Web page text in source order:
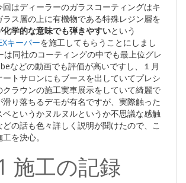
回はディーラーのガラスコーティングはキ
ラス層の上に有機物である特殊レジン層を
化学的な意味でも弾きやすいという
キーパーを施工してもらうことにしまし
は同社のコーティングの中でも最上位グレ
などの動画でも評価が高いですし、１月
ートサロンにもブースを出していてプレシ
クラウンの施工実車展示をしていて綺麗で
滑り落ちるデモが有名ですが、実際触った
というかヌルヌルというか不思議な感触
の話も色々詳しく説明が聞けたので、こ
を決心。
施工の記録